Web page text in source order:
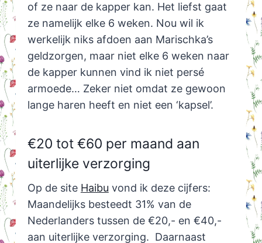
of ze naar de kapper kan. Het liefst gaat
ze namelijk elke 6 weken. Nou wil ik
werkelijk niks afdoen aan Marischka’s
geldzorgen, maar niet elke 6 weken naar
de kapper kunnen vind ik niet persé
armoede… Zeker niet omdat ze gewoon
lange haren heeft en niet een ‘kapsel’.
€20 tot €60 per maand aan
uiterlijke verzorging
Op de site Haibu vond ik deze cijfers:
Maandelijks besteedt 31% van de
Nederlanders tussen de €20,- en €40,-
aan uiterlijke verzorging. Daarnaast